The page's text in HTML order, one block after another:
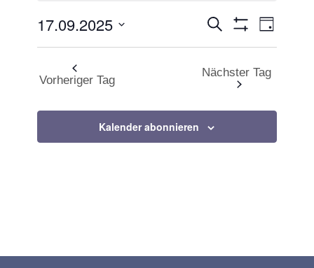
2025
Suche
und
Ansichten,
Navigation
Suche
Tag
17.09.2025
Datum
wählen.
Vorheriger Tag
Nächster Tag
Kalender abonnieren